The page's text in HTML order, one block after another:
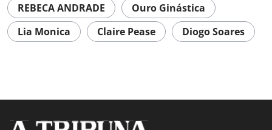
REBECA ANDRADE
Ouro Ginástica
Lia Monica
Claire Pease Diogo Soares